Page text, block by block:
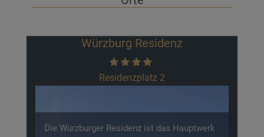
Würzburg Residenz
Residenzplatz 2
Die Würzburger Residenz ist das Hauptwerk